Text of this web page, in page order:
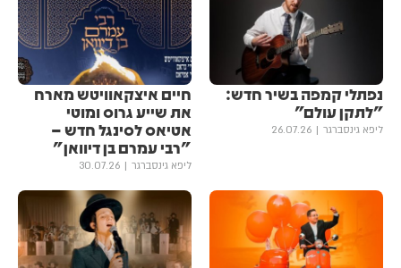
נפתלי קמפה בשיר חדש:
״לתקן עולם״
ליפא גינסברגר 26.07.26
חיים איצקאוויטש מארח
את שייע גרוס ומוטי
אטיאס לסינגל חדש –
"רבי עמרם בן דיוואן"
ליפא גינסברגר 30.07.26